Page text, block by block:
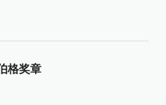
格奖章